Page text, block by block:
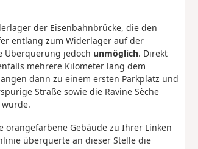
der Eisenbahnbrücke, die den
entlang zum Widerlager auf der
Überquerung jedoch unmöglich. Direkt
mehrere Kilometer lang dem
dann zu einem ersten Parkplatz und
Straße sowie die Ravine Sèche
orangefarbene Gebäude zu Ihrer Linken
überquerte an dieser Stelle die